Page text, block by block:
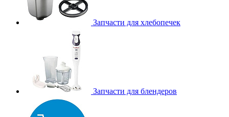
Запчасти для хлебопечек
Запчасти для блендеров